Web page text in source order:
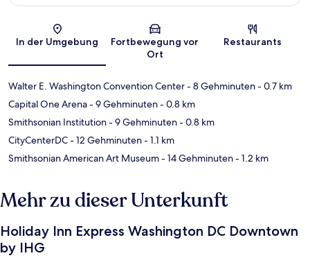
Karte
In der Umgebung
Fortbewegung vor
Ort
Restaurants
Walter E. Washington Convention Center- 8 Gehminuten- 0.7 km
Capital One Arena- 9 Gehminuten- 0.8 km
Smithsonian Institution- 9 Gehminuten- 0.8 km
CityCenterDC- 12 Gehminuten- 1.1 km
Smithsonian American Art Museum- 14 Gehminuten- 1.2 km
Mehr zu dieser Unterkunft
Holiday Inn Express Washington DC Downtown
by IHG